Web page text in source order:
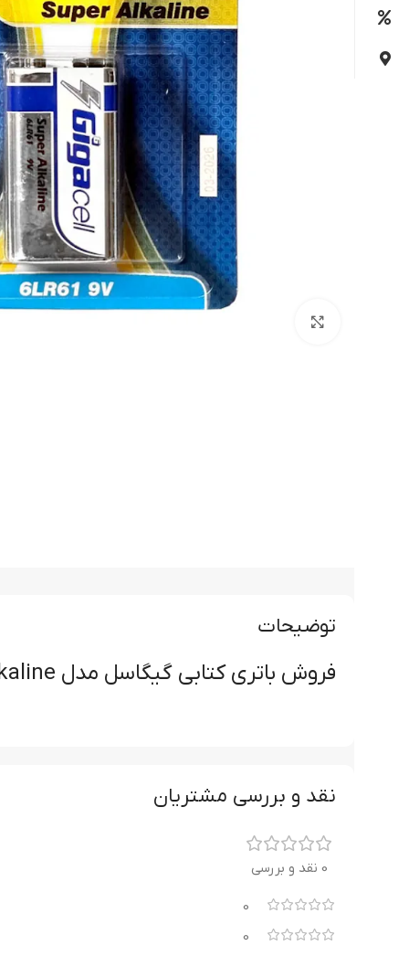
توضیحات
فروش باتری کتابی گیگاسل مدل Gigacell Super Alkaline در PMTECH
نقد و بررسی مشتریان
0 نقد و بررسی
0
0